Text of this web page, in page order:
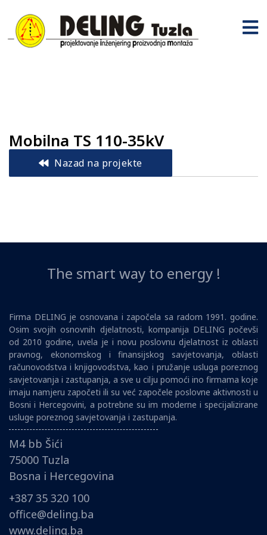
Mobilna TS 110-35kV
Nazad na projekte
The smart way to energy !
Firma DELING je osnovana i započela sa radom 1991. godine.
Osim svojih osnovnih djelatnosti, kompanija DELING počevši
od 2010 godine, uvela je i novu poslovnu djelatnost iz oblasti
pravnog, ekonomskog i finansijskog savjetovanja, oblasti
računovodstva i knjigovodstva, kao i pružanje usluga poreznog
savjetovanja i zastupanja, a sve u cilju pomoći ino firmama koje
imaju namjeru započeti ili su već započele poslovne aktivnosti u
Bosni i Hercegovini, a potrebne su im moderne i specijalizirane
usluge poreznog savjetovanja i zastupanja.
M4 bb Šići
75000 Tuzla
Bosna i Hercegovina
+387 35 320 100
office@deling.ba
www.deling.ba